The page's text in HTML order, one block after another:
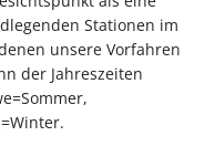
Stationen im
unsere Vorfahren
der Jahreszeiten